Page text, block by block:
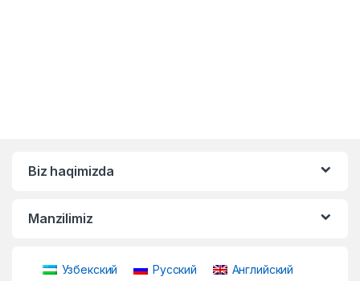
Biz haqimizda
Manzilimiz
Узбекский Русский Английский